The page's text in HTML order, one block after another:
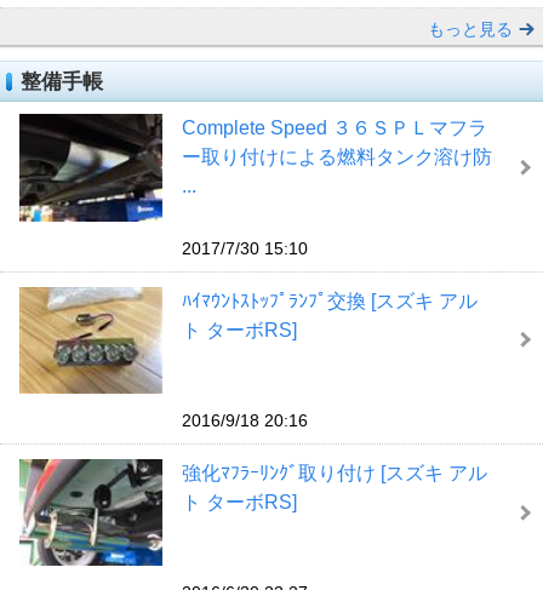
もっと見る
整備手帳
Complete Speed ３６ＳＰＬマフラ
ー取り付けによる燃料タンク溶け防
...
2017/7/30 15:10
ﾊｲﾏｳﾝﾄｽﾄｯﾌﾟﾗﾝﾌﾟ交換 [スズキ アル
ト ターボRS]
2016/9/18 20:16
強化ﾏﾌﾗｰﾘﾝｸﾞ取り付け [スズキ アル
ト ターボRS]